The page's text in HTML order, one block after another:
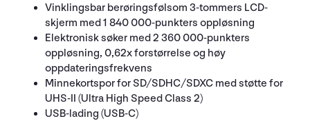
Vinklingsbar berøringsfølsom 3-tommers LCD-
skjerm med 1 840 000-punkters oppløsning
Elektronisk søker med 2 360 000-punkters
oppløsning, 0,62x forstørrelse og høy
oppdateringsfrekvens
Minnekortspor for SD/SDHC/SDXC med støtte for
UHS-II (Ultra High Speed Class 2)
USB-lading (USB-C)